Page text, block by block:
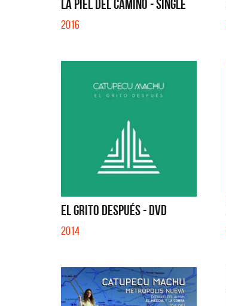
LA PIEL DEL CAMINO - SINGLE
2016
EL GRITO DESPUÉS - DVD
2014